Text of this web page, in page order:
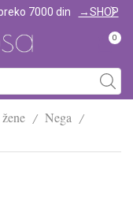
7000 din →SHOP
0
/ Nega /